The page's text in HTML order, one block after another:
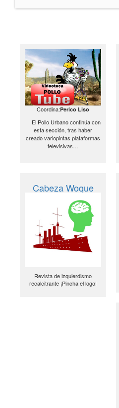
Coordina:Perico Liso
El Pollo Urbano continúa con
esta sección, tras haber
creado variopintas plataformas
televisivas…
Cabeza Woque
Revista de izquierdismo
recalcitrante ¡Pincha el logo!